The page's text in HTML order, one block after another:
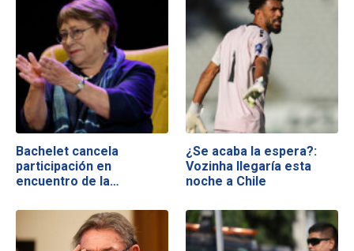
Bachelet cancela
participación en
encuentro de la…
¿Se acaba la espera?:
Vozinha llegaría esta
noche a Chile